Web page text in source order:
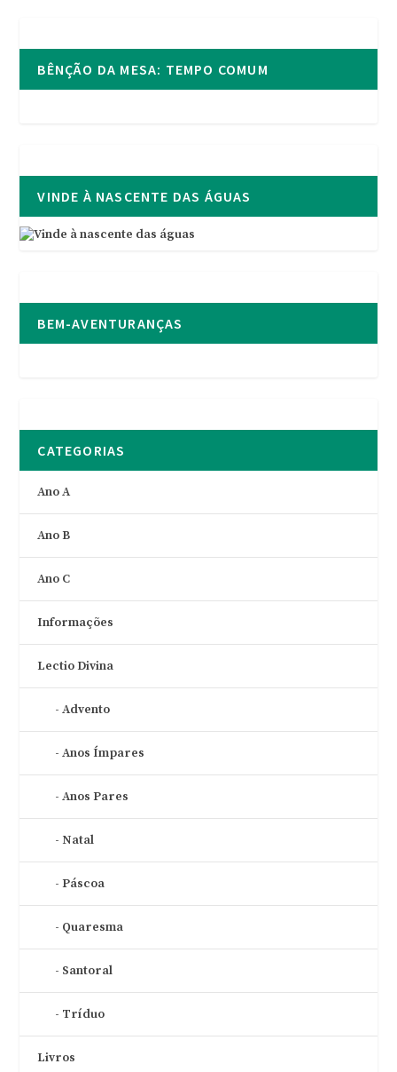
BÊNÇÃO DA MESA: TEMPO COMUM
VINDE À NASCENTE DAS ÁGUAS
BEM-AVENTURANÇAS
CATEGORIAS
Ano A
Ano B
Ano C
Informações
Lectio Divina
Advento
Anos Ímpares
Anos Pares
Natal
Páscoa
Quaresma
Santoral
Tríduo
Livros